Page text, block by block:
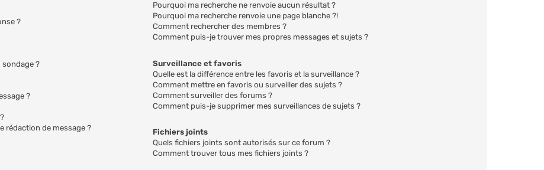
?
sondage ?
?
rédaction de message ?
Pourquoi ma recherche ne renvoie aucun résultat ?
Pourquoi ma recherche renvoie une page blanche ?!
Comment rechercher des membres ?
Comment puis-je trouver mes propres messages et sujets ?
Surveillance et favoris
Quelle est la différence entre les favoris et la surveillance ?
Comment mettre en favoris ou surveiller des sujets ?
Comment surveiller des forums ?
Comment puis-je supprimer mes surveillances de sujets ?
Fichiers joints
Quels fichiers joints sont autorisés sur ce forum ?
Comment trouver tous mes fichiers joints ?